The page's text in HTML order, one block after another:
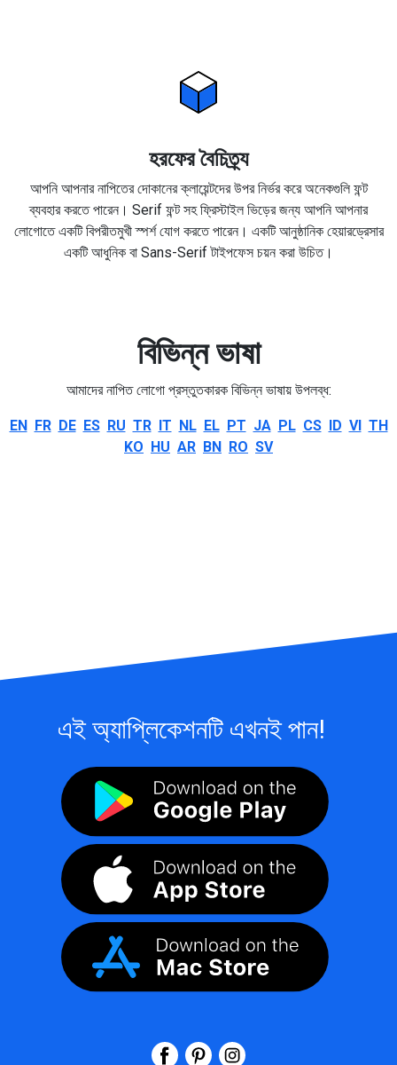
হরফের বৈচিত্র্য
আপনি আপনার নাপিতের দোকানের ক্লায়েন্টদের উপর নির্ভর করে অনেকগুলি ফন্ট
ব্যবহার করতে পারেন। Serif ফন্ট সহ ফ্রিস্টাইল ভিড়ের জন্য আপনি আপনার
লোগোতে একটি বিপরীতমুখী স্পর্শ যোগ করতে পারেন। একটি আনুষ্ঠানিক হেয়ারড্রেসার
একটি আধুনিক বা Sans-Serif টাইপফেস চয়ন করা উচিত।
বিভিন্ন ভাষা
আমাদের নাপিত লোগো প্রস্তুতকারক বিভিন্ন ভাষায় উপলব্ধ:
EN FR DE ES RU TR IT NL EL PT JA PL CS ID VI TH
KO HU AR BN RO SV
এই অ্যাপ্লিকেশনটি এখনই পান!